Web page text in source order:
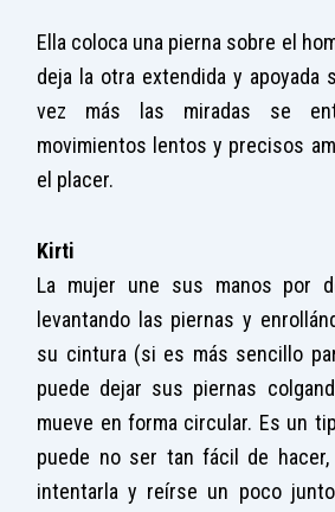
Ella coloca una pierna sobre el
deja la otra extendida y apoyada
vez más las miradas se
movimientos lentos y precisos
el placer.
Kirti
La mujer une sus manos por
levantando las piernas y
su cintura (si es más sencillo
puede dejar sus piernas
mueve en forma circular. Es un
puede no ser tan fácil de
intentarla y reírse un poco